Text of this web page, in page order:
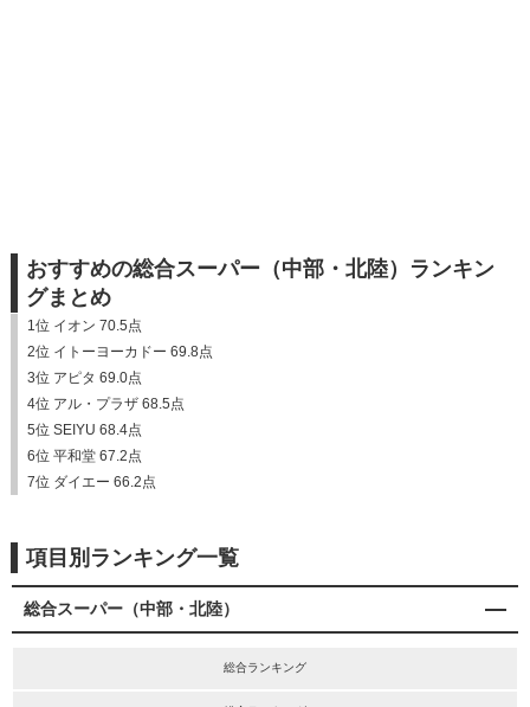
おすすめの総合スーパー（中部・北陸）ランキン
グまとめ
1位 イオン 70.5点
2位 イトーヨーカドー 69.8点
3位 アピタ 69.0点
4位 アル・プラザ 68.5点
5位 SEIYU 68.4点
6位 平和堂 67.2点
7位 ダイエー 66.2点
項目別ランキング一覧
総合スーパー（中部・北陸）
総合ランキング